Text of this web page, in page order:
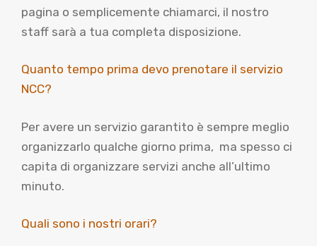
pagina o semplicemente chiamarci, il nostro
staff sarà a tua completa disposizione.
Quanto tempo prima devo prenotare il servizio
NCC?
Per avere un servizio garantito è sempre meglio
organizzarlo qualche giorno prima, ma spesso ci
capita di organizzare servizi anche all’ultimo
minuto.
Quali sono i nostri orari?